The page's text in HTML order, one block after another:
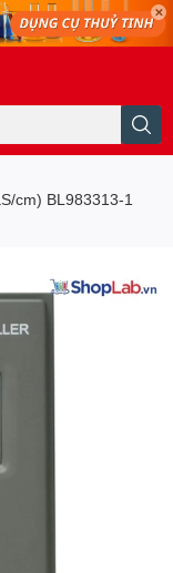
cm) BL983313-1